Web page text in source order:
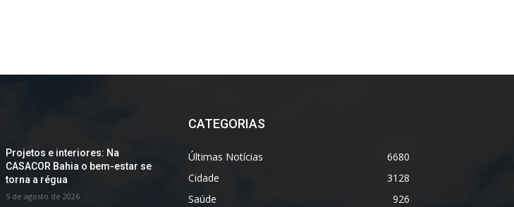
Projetos e interiores: Na
CASACOR Bahia o bem-estar se
torna a régua
5 de agosto de 2026
CATEGORIAS
Últimas Notícias
6680
Cidade
3128
Saúde
926